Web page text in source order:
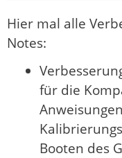
Hier mal alle
Notes:
für die
Booten des